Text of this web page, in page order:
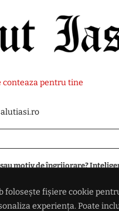
folosește fișiere cookie
experiența. Poate
conteaza pentru tine
motiv de îngrijorare?
Europa se înarmează, patru ţări